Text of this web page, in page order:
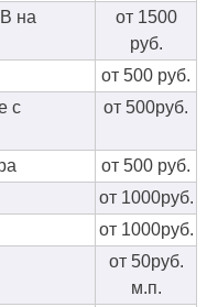
на
от 1500
руб.
от 500 руб.
с
от 500руб.
от 500 руб.
от 1000руб.
от 1000руб.
от 50руб.
м.п.